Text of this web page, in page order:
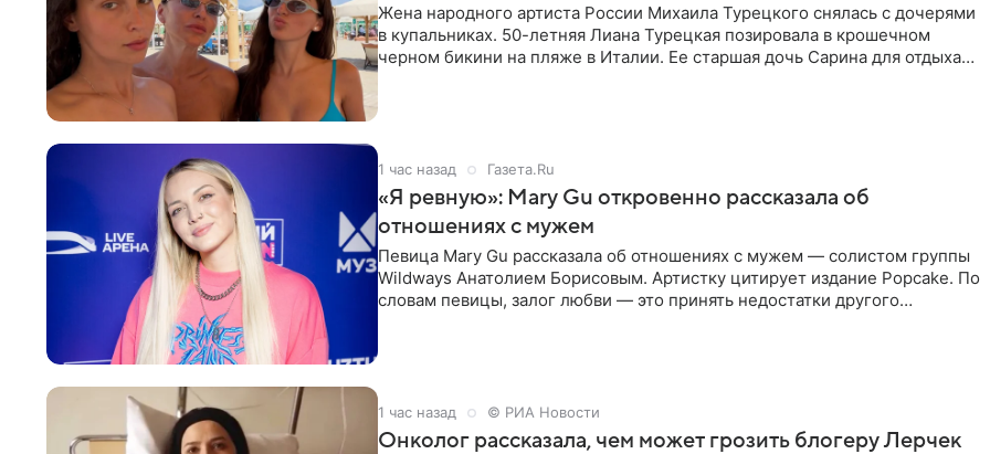
Жена народного артиста России Михаила Турецкого снялась с дочерями
в купальниках. 50-летняя Лиана Турецкая позировала в крошечном
черном бикини на пляже в Италии. Ее старшая дочь Сарина для отдыха
1 час назад Газета.Ru
«Я ревную»: Mary Gu откровенно рассказала об
отношениях с мужем
Певица Mary Gu рассказала об отношениях с мужем — солистом группы
Wildways Анатолием Борисовым. Артистку цитирует издание Popcake. По
словам певицы, залог любви — это принять недостатки другого
1 час назад © РИА Новости
Онколог рассказала, чем может грозить блогеру Лерчек